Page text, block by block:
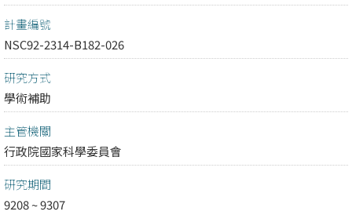
計畫編號
NSC92-2314-B182-026
研究方式
學術補助
主管機關
行政院國家科學委員會
研究期間
9208 ~ 9307